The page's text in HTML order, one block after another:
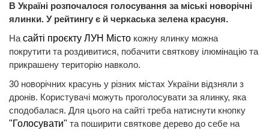
В Україні розпочалося голосування за міські новорічні
ялинки. У рейтингу є й черкаська зелена красуня.
На сайті проєкту ЛУН Місто кожну ялинку можна
покрутити та роздивитися, побачити святкову ілюмінацію та
прикрашену територію навколо.
30 новорічних красунь у різних містах України відзняли з
дронів. Користувачі можуть проголосувати за ялинку, яка
сподобалася. Для цього на сайті треба натиснути кнопку
"Голосувати" та поширити святкове дерево до себе на